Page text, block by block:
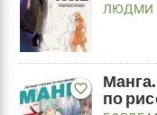
ЛЮДМИ
favorite_border
по